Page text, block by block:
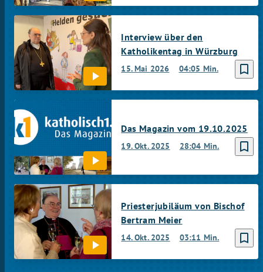
bookmark_border
15. Mai 2026 04:05 Min.
Interview über den
Katholikentag in Würzburg
bookmark_border
19. Okt. 2025 28:04 Min.
Das Magazin vom 19.10.2025
bookmark_border
14. Okt. 2025 03:11 Min.
Priesterjubiläum von Bischof
Bertram Meier